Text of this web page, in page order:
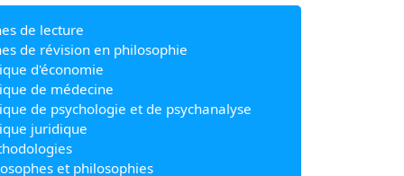
de lecture
de révision en philosophie
d'économie
de médecine
de psychologie et de psychanalyse
juridique
et philosophies